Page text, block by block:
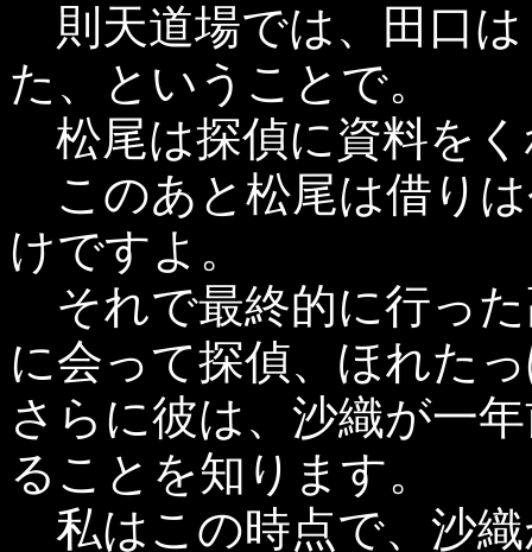
則天道場では、田口
た、ということで。
松尾は探偵に資料を
このあと松尾は借り
けですよ。
それで最終的に行っ
に会って探偵、ほれた
さらに彼は、沙織が一
ることを知ります。
私はこの時点で、沙